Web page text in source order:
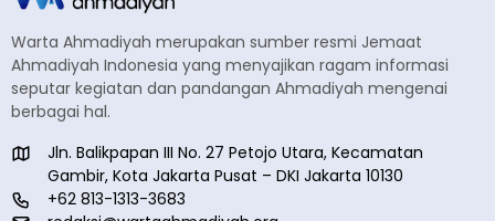
Warta Ahmadiyah merupakan sumber resmi Jemaat
Ahmadiyah Indonesia yang menyajikan ragam informasi
seputar kegiatan dan pandangan Ahmadiyah mengenai
berbagai hal.
Jln. Balikpapan III No. 27 Petojo Utara, Kecamatan
Gambir, Kota Jakarta Pusat – DKI Jakarta 10130
+62 813-1313-3683